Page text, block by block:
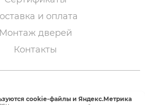
и оплата
Монтаж дверей
Контакты
– 2026 «Двери Сибири»
cookie-файлы и Яндекс.Метрика